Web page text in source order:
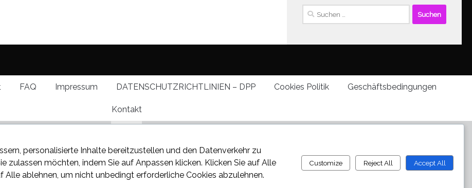
Suchen
nach:
FAQ Impressum DATENSCHUTZRICHTLINIEN – DPP Cookies Politik Geschäftsbedingungen
Kontakt
über den neuesten Klatsch
personalisierte Inhalte bereitzustellen und den Datenverkehr zu
zulassen möchten, indem Sie auf Anpassen klicken. Klicken Sie auf Alle
Alle ablehnen, um nicht unbedingt erforderliche Cookies abzulehnen.
Customize Reject All Accept All